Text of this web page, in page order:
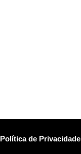
Política de Privacidade